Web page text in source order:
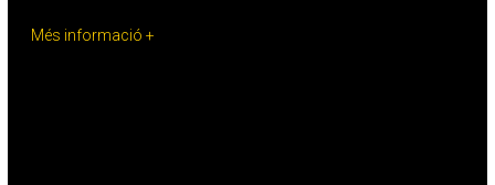
Més informació +